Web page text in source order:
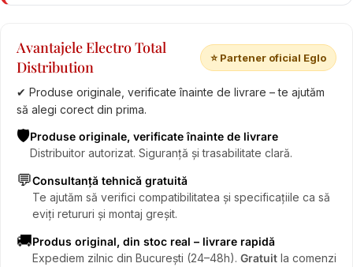
Avantajele Electro Total
Distribution
⭐ Partener oficial Eglo
✔ Produse originale, verificate înainte de livrare – te ajutăm
să alegi corect din prima.
🛡️Produse originale, verificate înainte de livrare
Distribuitor autorizat. Siguranță și trasabilitate clară.
💬Consultanță tehnică gratuită
Te ajutăm să verifici compatibilitatea și specificațiile ca să
eviți retururi și montaj greșit.
🚚Produs original, din stoc real – livrare rapidă
Expediem zilnic din București (24–48h). Gratuit la comenzi